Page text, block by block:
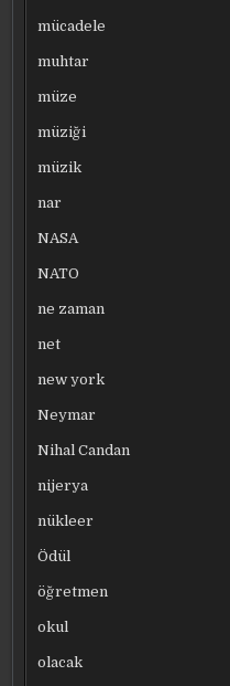
mücadele
muhtar
müze
müziği
müzik
nar
NASA
NATO
ne zaman
net
new york
Neymar
Nihal Candan
nijerya
nükleer
Ödül
öğretmen
okul
olacak